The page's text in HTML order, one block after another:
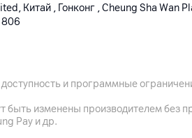
Китай , Гонконг , Cheung Sha Wan
806
и программные
изменены производителем без
Pay и др.